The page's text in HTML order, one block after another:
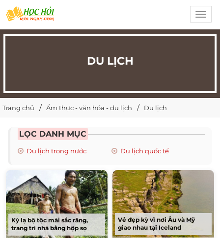
DU LỊCH
Trang chủ Ẩm thực - văn hóa - du lịch Du lịch
LỌC DANH MỤC
Du lịch trong nước Du lịch quốc tế
Kỳ lạ bộ tộc mài sắc răng,
trang trí nhà bằng hộp sọ
Vẻ đẹp kỳ vĩ nơi Âu và Mỹ
giao nhau tại Iceland